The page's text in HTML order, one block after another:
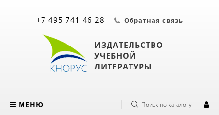
ИЗДАТЕЛЬСТВО
УЧЕБНОЙ
ЛИТЕРАТУРЫ
+7 495 741 46 28 Обратная связь
МЕНЮ Поиск по каталогу